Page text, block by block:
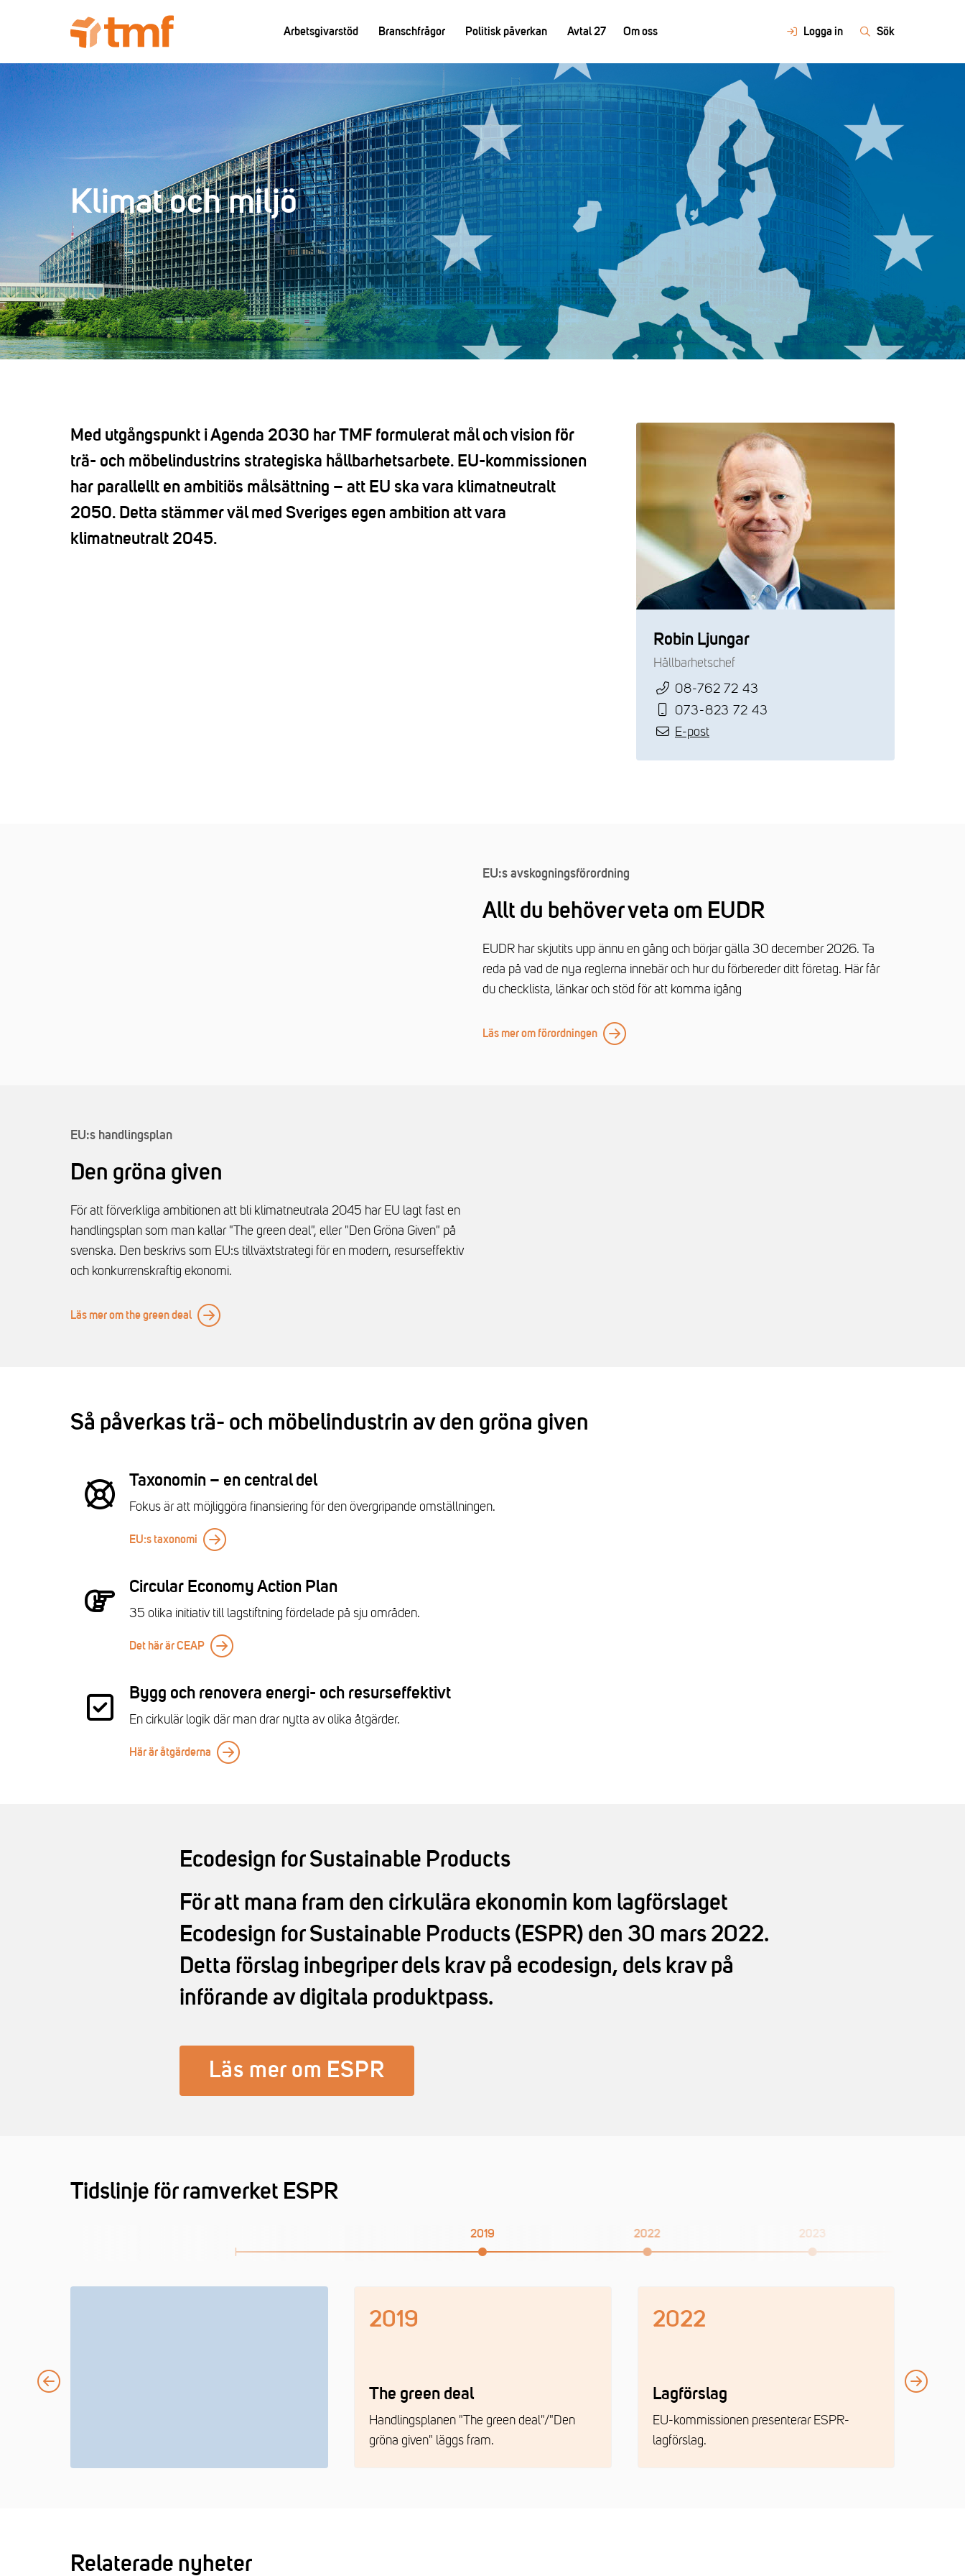
Arbetsgivarstöd Branschfrågor Politisk påverkan Avtal 27 Om oss Logga in Sök
Klimat och miljö
Med utgångspunkt i Agenda 2030 har TMF formulerat mål och vision för
trä- och möbelindustrins strategiska hållbarhetsarbete. EU-kommissionen
har parallellt en ambitiös målsättning – att EU ska vara klimatneutralt
2050. Detta stämmer väl med Sveriges egen ambition att vara
klimatneutralt 2045.
Robin Ljungar
Hållbarhetschef
08-762 72 43
073-823 72 43
E-post
EU:s avskogningsförordning
Allt du behöver veta om EUDR
EUDR har skjutits upp ännu en gång och börjar gälla 30 december 2026. Ta
reda på vad de nya reglerna innebär och hur du förbereder ditt företag. Här får
du checklista, länkar och stöd för att komma igång
Läs mer om förordningen
EU:s handlingsplan
Den gröna given
För att förverkliga ambitionen att bli klimatneutrala 2045 har EU lagt fast en
handlingsplan som man kallar "The green deal", eller "Den Gröna Given" på
svenska. Den beskrivs som EU:s tillväxtstrategi för en modern, resurseffektiv
och konkurrenskraftig ekonomi.
Läs mer om the green deal
Så påverkas trä- och möbelindustrin av den gröna given
Taxonomin – en central del
Fokus är att möjliggöra finansiering för den övergripande omställningen.
EU:s taxonomi
Circular Economy Action Plan
35 olika initiativ till lagstiftning fördelade på sju områden.
Det här är CEAP
Bygg och renovera energi- och resurseffektivt
En cirkulär logik där man drar nytta av olika åtgärder.
Här är åtgärderna
Ecodesign for Sustainable Products
För att mana fram den cirkulära ekonomin kom lagförslaget
Ecodesign for Sustainable Products (ESPR) den 30 mars 2022.
Detta förslag inbegriper dels krav på ecodesign, dels krav på
införande av digitala produktpass.
Läs mer om ESPR
Tidslinje för ramverket ESPR
2019 2022 2023
2019
The green deal
Handlingsplanen "The green deal"/"Den
gröna given" läggs fram.
2022
Lagförslag
EU-kommissionen presenterar ESPR-
lagförslag.
Relaterade nyheter